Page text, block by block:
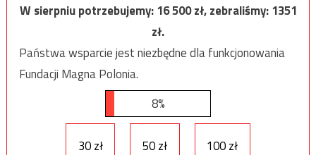
W sierpniu potrzebujemy:16 500zł, zebraliśmy:1351
zł.
Państwa wsparcie jest niezbędne dla funkcjonowania
Fundacji Magna Polonia.
8%
30 zł 50 zł 100 zł